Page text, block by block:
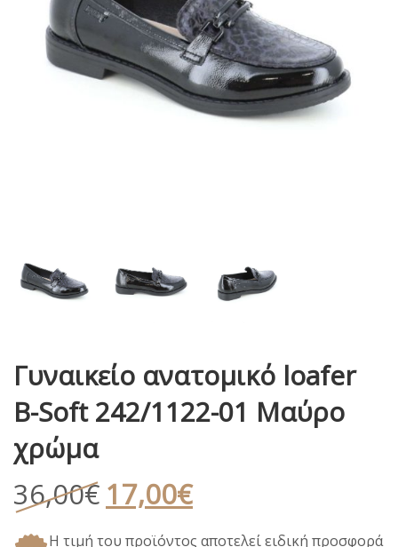
Γυναικείο ανατομικό loafer
B-Soft 242/1122-01 Μαύρο
χρώμα
36,00€ Original
price
17,00€Η
τρέχουσα
Η τιμή του προϊόντος αποτελεί ειδική προσφορά